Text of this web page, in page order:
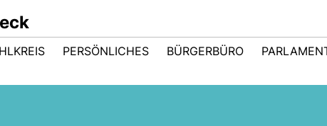
PERSÖNLICHES BÜRGERBÜRO